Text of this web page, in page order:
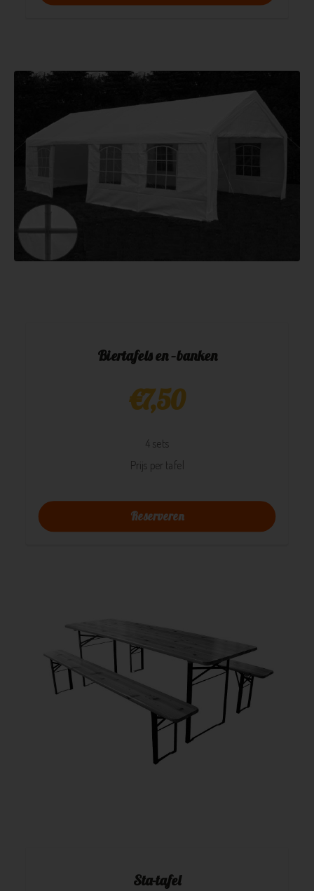
Biertafels en –banken
€7,50
4 sets
Prijs per tafel
Reserveren
Sta-tafel